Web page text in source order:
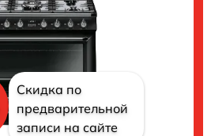
Скидка по
предварительной
записи на сайте